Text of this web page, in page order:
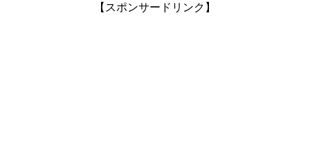
【スポンサードリンク】